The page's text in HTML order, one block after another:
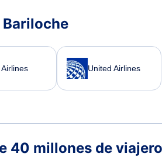
Bariloche
Airlines United Airlines
40 millones de